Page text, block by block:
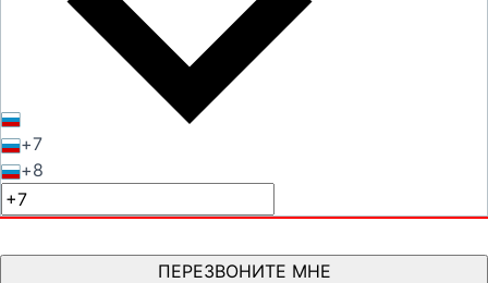
+7
+8
ПЕРЕЗВОНИТЕ МНЕ